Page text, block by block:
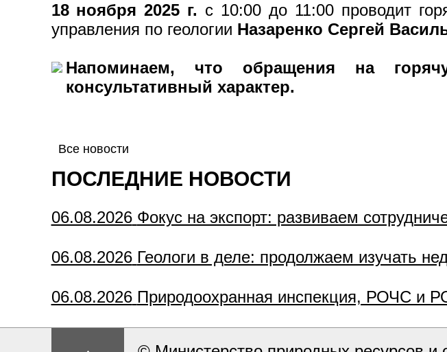
18 ноября 2025 г. с 10:00 до 11:00 проводит
управления по геологии Назаренко Сергей
Напоминаем, что обращения на
консультативный характер.
Все новости
ПОСЛЕДНИЕ НОВОСТИ
06.08.2026 Фокус на экспорт: развиваем
06.08.2026 Геологи в деле: продолжаем изучать
06.08.2026 Природоохранная инспекция, РОЧС и